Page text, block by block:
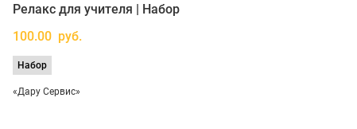
Релакс для учителя | Набор
100.00 руб.
Набор
«Дару Сервис»